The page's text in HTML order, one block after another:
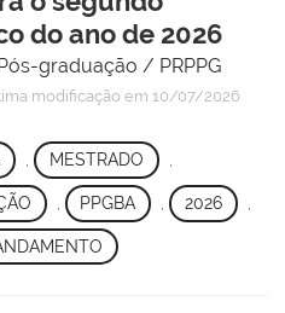
do ano de 2026
graduação / PRPPG
modificação em 10/07/2026
, MESTRADO ,
PPGBA , 2026